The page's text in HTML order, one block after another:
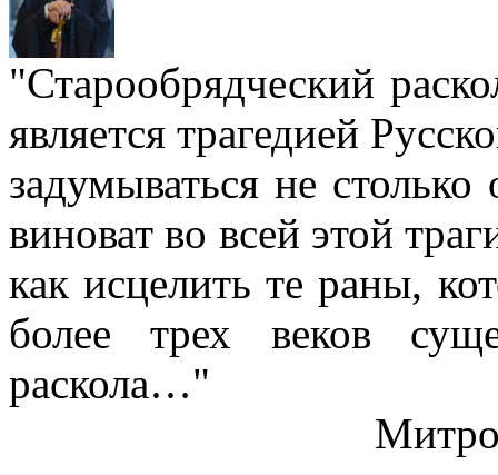
"Старообрядческий
является трагедией
задумываться не
виноват во всей этой
как исцелить те раны,
более трех веков
раскола…"